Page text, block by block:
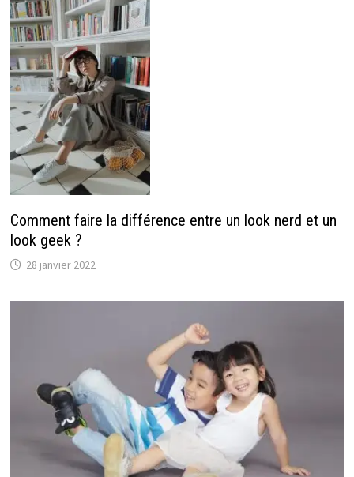
Comment faire la différence entre un look nerd et un
look geek ?
28 janvier 2022